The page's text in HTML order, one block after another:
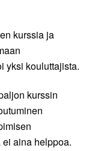
kurssia ja
yksi kouluttajista.
kurssin
aina helppoa.